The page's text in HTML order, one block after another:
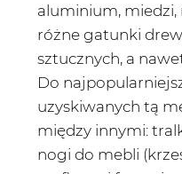
aluminium, miedzi,
różne gatunki
sztucznych, a
Do
uzyskiwanych tą
między innymi:
nogi do mebli